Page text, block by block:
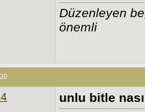
Düzenleyen
önemli
unlu bitle